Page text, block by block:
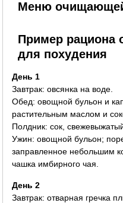
Меню
Пример
для похудения
День 1
Завтрак: овсянка на воде.
Обед: овощной бульон и
растительным маслом и
Полдник: сок,
Ужин: овощной бульон;
заправленное небольшим
чашка имбирного чая.
День 2
Завтрак: отварная гречка